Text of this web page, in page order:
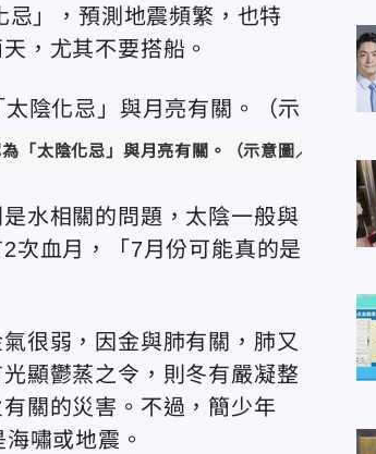
」，預測地震頻繁，也特
，尤其不要搭船。
「太陰化忌」與月亮有關 。（示意圖／pexels）
水相關的問題，太陰一般與
次血月，
「 7月份可能真的是
很弱，因金與肺有關，肺又
顯鬱蒸之令，則冬有嚴凝整
關的災害。不過， 簡少年
嘯或地震。